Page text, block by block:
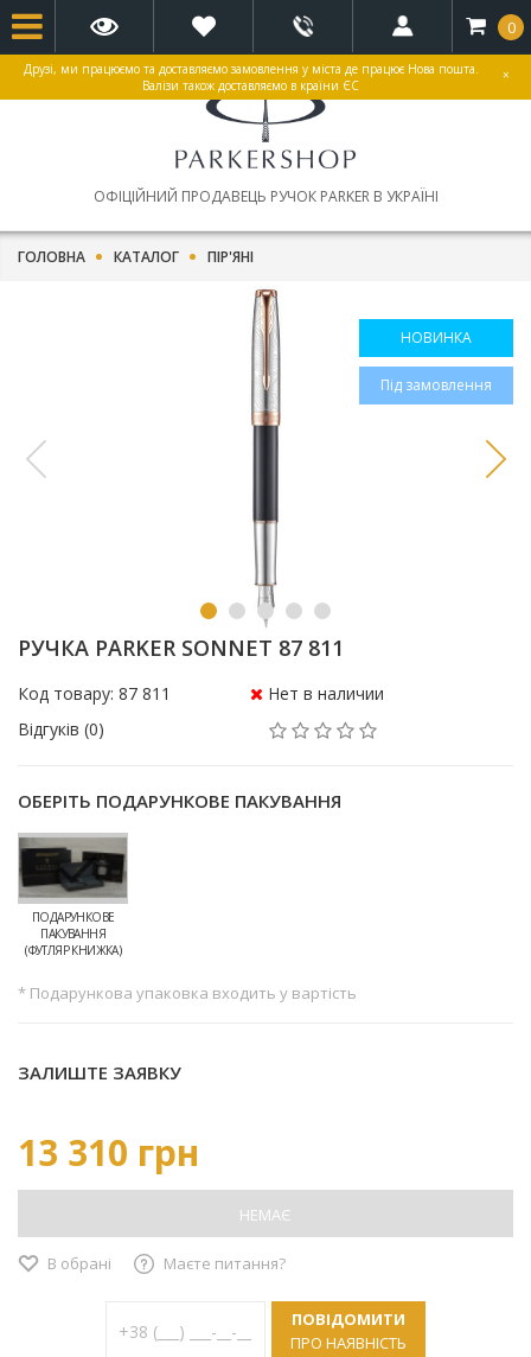
Друзі, ми працюємо та доставляємо замовлення у міста де працює Нова пошта.
Валізи також доставляємо в країни ЄС
×
ОФІЦІЙНИЙ ПРОДАВЕЦЬ РУЧОК PARKER В УКРАЇНІ
0
ГОЛОВНА КАТАЛОГ ПІР'ЯНІ
НОВИНКА
Під замовлення
РУЧКА PARKER SONNET 87 811
Код товару: 87 811
Нет в наличии
Відгуків (0)
ОБЕРІТЬ ПОДАРУНКОВЕ ПАКУВАННЯ
ПОДАРУНКОВЕ
ПАКУВАННЯ
(ФУТЛЯР КНИЖКА)
* Подарункова упаковка входить у вартість
ЗАЛИШТЕ ЗАЯВКУ
13 310 грн
НЕМАЄ
В обрані Маєте питання?
ПОВІДОМИТИ
ПРО НАЯВНІСТЬ